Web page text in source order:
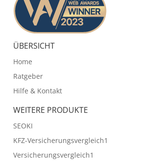
ÜBERSICHT
Home
Ratgeber
Hilfe & Kontakt
WEITERE PRODUKTE
SEOKI
KFZ-Versicherungsvergleich1
Versicherungsvergleich1